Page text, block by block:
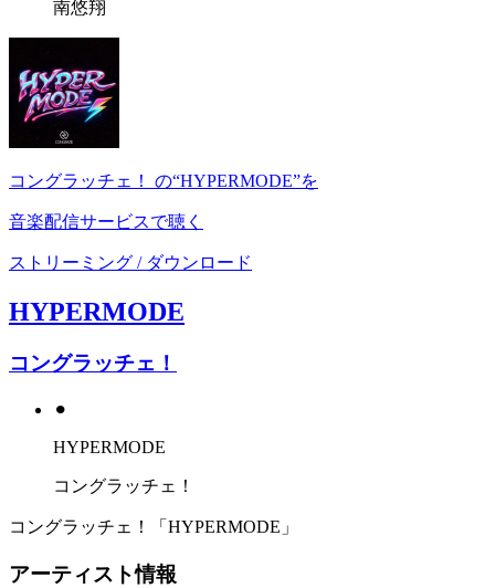
南悠翔
コングラッチェ！ の“HYPERMODE”を
音楽配信サービスで聴く
ストリーミング / ダウンロード
HYPERMODE
コングラッチェ！
⚫︎
HYPERMODE
コングラッチェ！
コングラッチェ！「HYPERMODE」
アーティスト情報